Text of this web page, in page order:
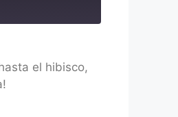
el hibisco,